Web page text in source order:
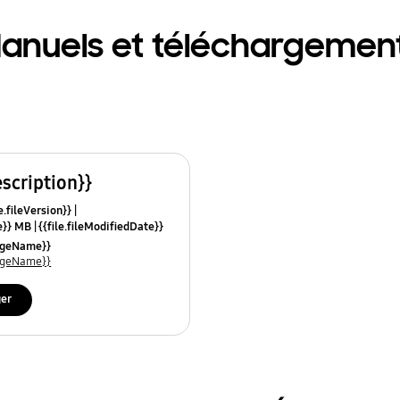
et
MB {{file.fileModifiedDate}}